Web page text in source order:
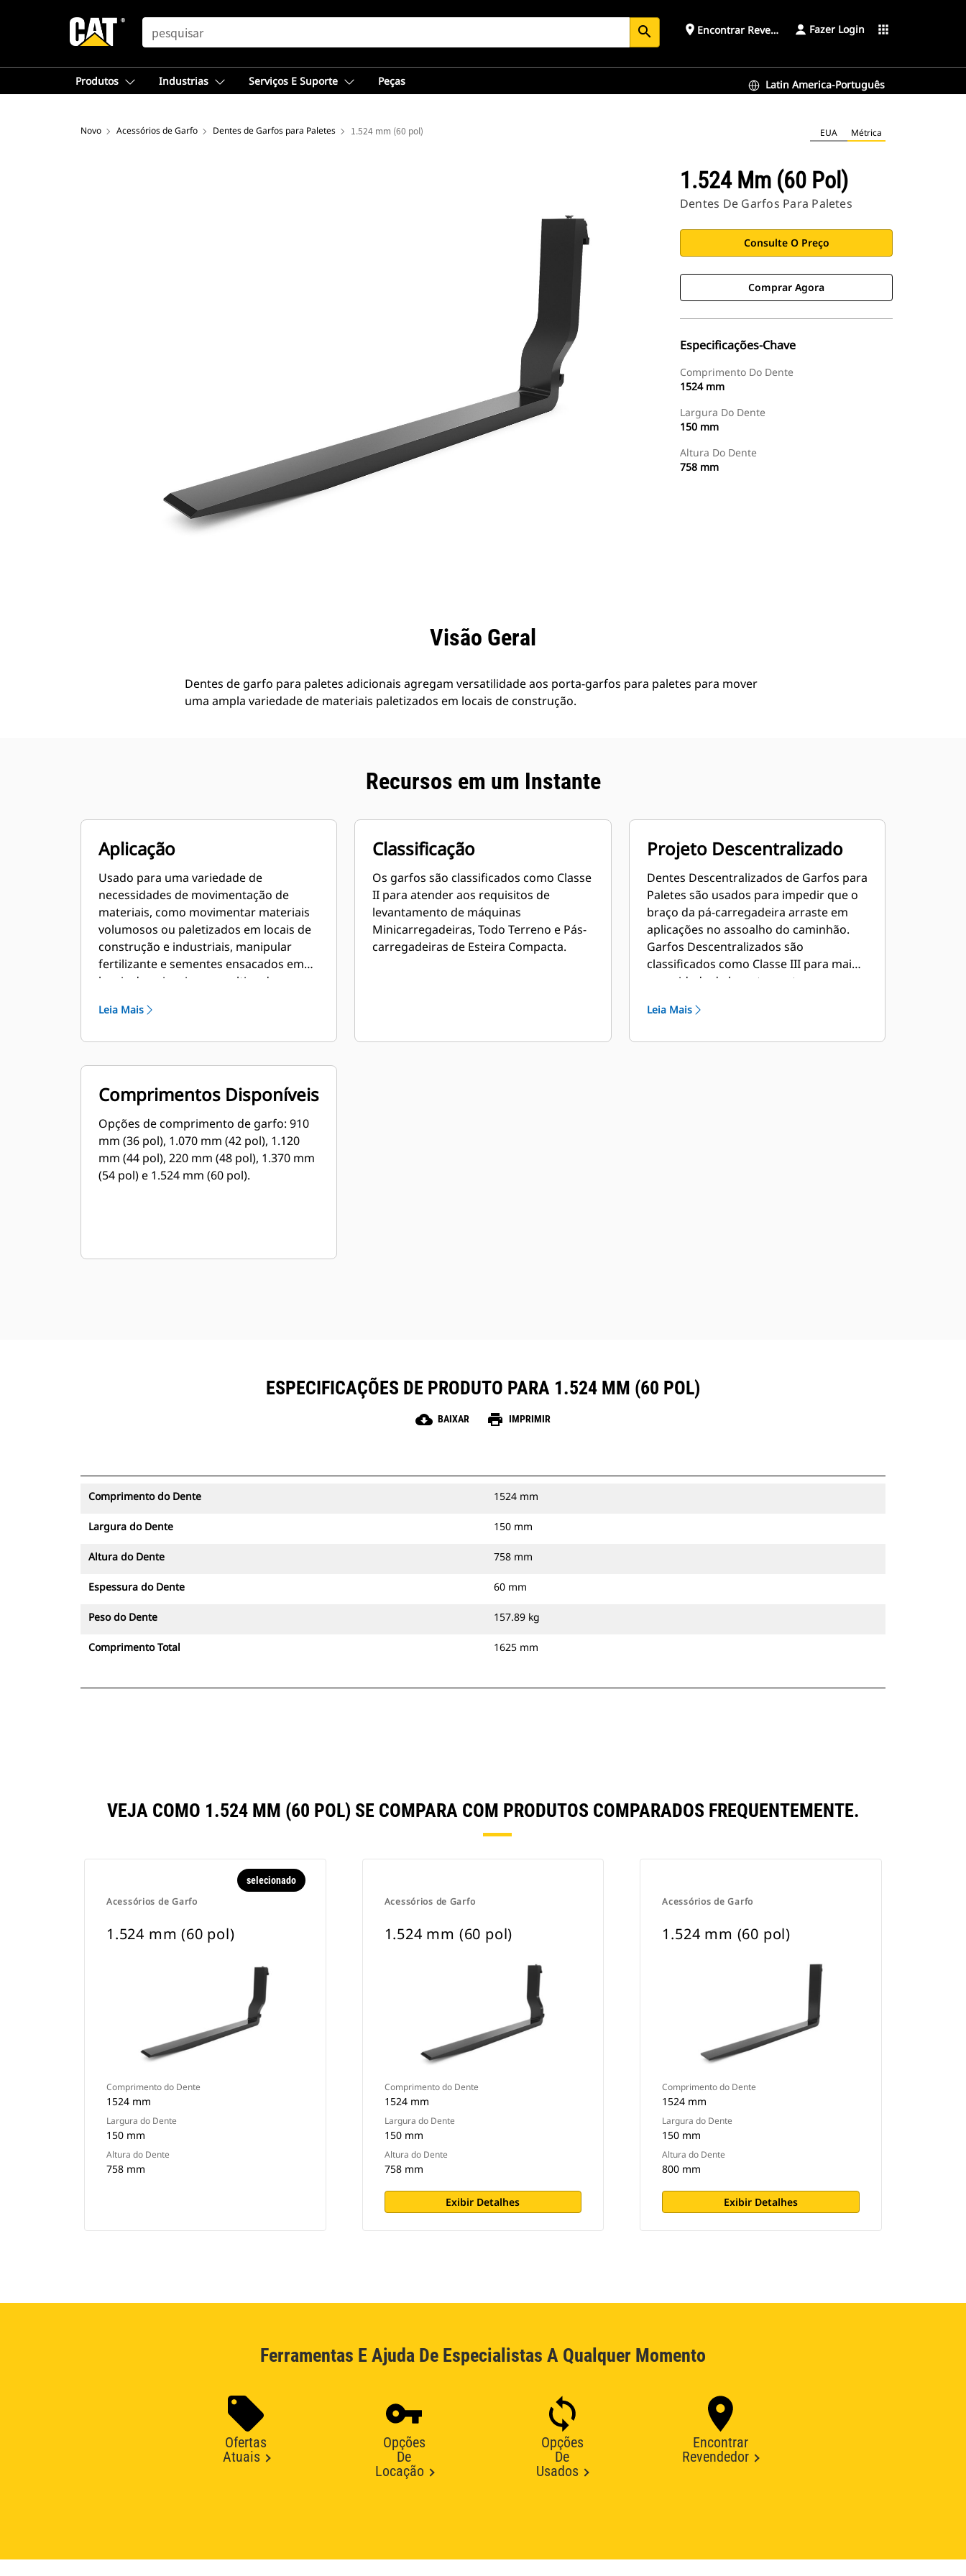
SEARCH search place Encontrar Revendedor Fazer Login apps
Produtos Industrias Serviços E Suporte Peças Latin America-Português
Novo Acessórios de Garfo Dentes de Garfos para Paletes 1.524 mm (60 pol) EUA Métrica
1.524 Mm (60 Pol)
Dentes De Garfos Para Paletes
Consulte O Preço
Comprar Agora
Especificações-Chave
Comprimento Do Dente
1524 mm
Largura Do Dente
150 mm
Altura Do Dente
758 mm
Visão Geral
Dentes de garfo para paletes adicionais agregam versatilidade aos porta-garfos para paletes para mover
uma ampla variedade de materiais paletizados em locais de construção.
Recursos em um Instante
Aplicação
Usado para uma variedade de
necessidades de movimentação de
materiais, como movimentar materiais
volumosos ou paletizados em locais de
construção e industriais, manipular
fertilizante e sementes ensacados em
locais de paisagismo e cultivo de
Leia Mais
Classificação
Os garfos são classificados como Classe
II para atender aos requisitos de
levantamento de máquinas
Minicarregadeiras, Todo Terreno e Pás-
carregadeiras de Esteira Compacta.
Projeto Descentralizado
Dentes Descentralizados de Garfos para
Paletes são usados para impedir que o
braço da pá-carregadeira arraste em
aplicações no assoalho do caminhão.
Garfos Descentralizados são
classificados como Classe III para maior
capacidade de levantamento.
Leia Mais
Comprimentos Disponíveis
Opções de comprimento de garfo: 910
mm (36 pol), 1.070 mm (42 pol), 1.120
mm (44 pol), 220 mm (48 pol), 1.370 mm
(54 pol) e 1.524 mm (60 pol).
ESPECIFICAÇÕES DE PRODUTO PARA 1.524 MM (60 POL)
cloud_download BAIXAR print IMPRIMIR
Comprimento do Dente 1524 mm
Largura do Dente 150 mm
Altura do Dente 758 mm
Espessura do Dente 60 mm
Peso do Dente 157.89 kg
Comprimento Total 1625 mm
VEJA COMO 1.524 MM (60 POL) SE COMPARA COM PRODUTOS COMPARADOS FREQUENTEMENTE.
Acessórios de Garfo
selecionado
1.524 mm (60 pol)
Comprimento do Dente
1524 mm
Largura do Dente
150 mm
Altura do Dente
758 mm
Acessórios de Garfo
1.524 mm (60 pol)
Comprimento do Dente
1524 mm
Largura do Dente
150 mm
Altura do Dente
758 mm
Exibir Detalhes
Acessórios de Garfo
1.524 mm (60 pol)
Comprimento do Dente
1524 mm
Largura do Dente
150 mm
Altura do Dente
800 mm
Exibir Detalhes
Ferramentas E Ajuda De Especialistas A Qualquer Momento
Ofertas
Atuais
Opções
De
Locação
Opções
De
Usados
Encontrar
Revendedor